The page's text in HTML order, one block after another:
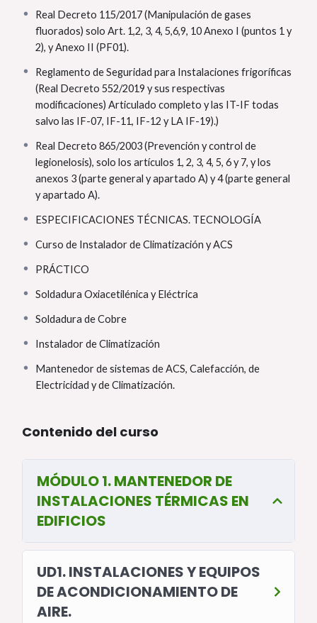
Real Decreto 115/2017 (Manipulación de gases
fluorados) solo Art. 1,2, 3, 4, 5,6,9, 10 Anexo I (puntos 1 y
2), y Anexo II (PF01).
Reglamento de Seguridad para Instalaciones frigoríficas
(Real Decreto 552/2019 y sus respectivas
modificaciones) Articulado completo y las IT-IF todas
salvo las IF-07, IF-11, IF-12 y LA IF-19).)
Real Decreto 865/2003 (Prevención y control de
legionelosis), solo los artículos 1, 2, 3, 4, 5, 6 y 7, y los
anexos 3 (parte general y apartado A) y 4 (parte general
y apartado A).
ESPECIFICACIONES TÉCNICAS. TECNOLOGÍA
Curso de Instalador de Climatización y ACS
PRÁCTICO
Soldadura Oxiacetilénica y Eléctrica
Soldadura de Cobre
Instalador de Climatización
Mantenedor de sistemas de ACS, Calefacción, de
Electricidad y de Climatización.
Contenido del curso
MÓDULO 1. MANTENEDOR DE
INSTALACIONES TÉRMICAS EN
EDIFICIOS
UD1. INSTALACIONES Y EQUIPOS
DE ACONDICIONAMIENTO DE
AIRE.